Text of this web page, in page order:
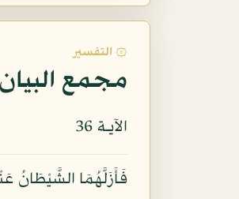
۞ التفسير
مجمع
الآيـة 36
فَأَزَلَّهُمَا الشَّيْطَانُ